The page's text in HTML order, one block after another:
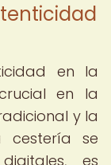
en la
en la
y la
se
es